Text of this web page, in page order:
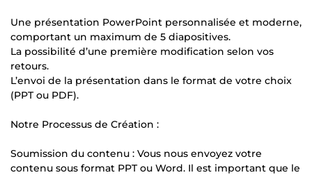
Une présentation PowerPoint personnalisée et moderne,
comportant un maximum de 5 diapositives.
La possibilité d’une première modification selon vos
retours.
L’envoi de la présentation dans le format de votre choix
(PPT ou PDF).
Notre Processus de Création :
Soumission du contenu : Vous nous envoyez votre
contenu sous format PPT ou Word. Il est important que le